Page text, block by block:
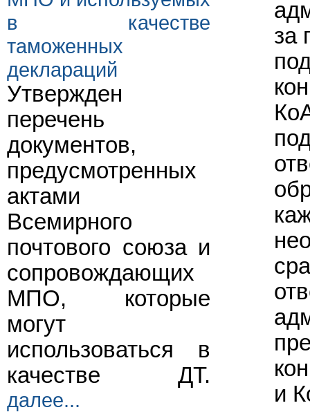
в качестве
таможенных
деклараций
Утвержден
перечень
документов,
предусмотренных
актами
Всемирного
почтового союза и
сопровождающих
МПО, которые
могут
использоваться в
качестве ДТ.
далее...
за
и